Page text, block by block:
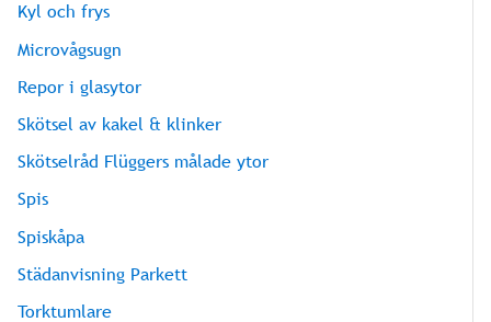
Kyl och frys
Microvågsugn
Repor i glasytor
Skötsel av kakel & klinker
Skötselråd Flüggers målade ytor
Spis
Spiskåpa
Städanvisning Parkett
Torktumlare